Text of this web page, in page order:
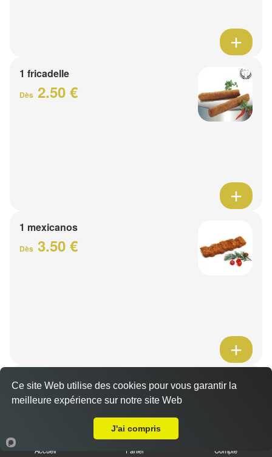
1 fricadelle
Dès 2.50 €
1 mexicanos
Dès 3.50 €
Barquette de viande
Dès7.50 €
1 viande au choix
Accueil Panier Compte
Ce site Web utilise des cookies pour vous garantir la
meilleure expérience sur notre site Web
J'ai compris